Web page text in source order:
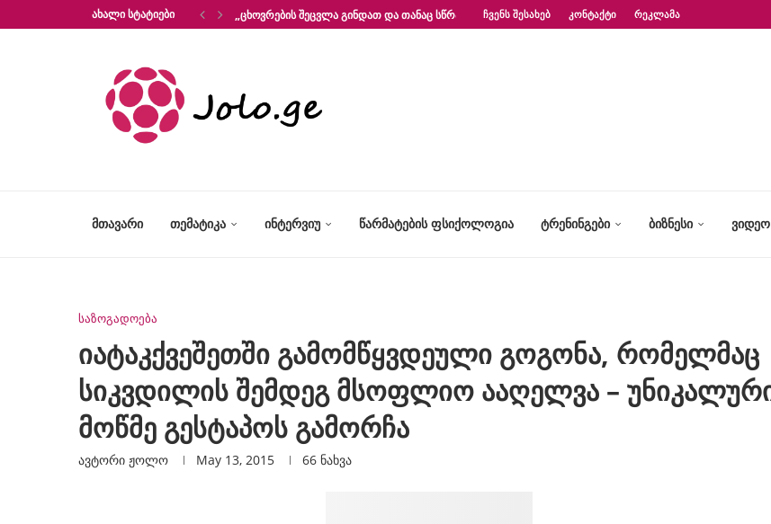
ᲐᲮᲐᲚᲘ ᲡᲢᲐᲢᲘᲔᲑᲘ „ᲪᲮᲝᲕᲠᲔᲑᲘᲡ ᲨᲔᲪᲕᲚᲐ ᲒᲘᲜᲓᲐᲗ ᲓᲐ ᲗᲐᲜᲐᲪ ᲡᲬᲠᲐᲤᲐᲓ?“ – ᲤᲡᲘᲥᲝᲚᲝᲒᲘᲡ...
ᲩᲕᲔᲜᲡ ᲨᲔᲡᲐᲮᲔᲑ ᲙᲝᲜᲢᲐᲥᲢᲘ ᲠᲔᲙᲚᲐᲛᲐ
ᲛᲗᲐᲕᲐᲠᲘ ᲗᲔᲛᲐᲢᲘᲙᲐ ᲘᲜᲢᲔᲠᲕᲘᲣ ᲬᲐᲠᲛᲐᲢᲔᲑᲘᲡ ᲤᲡᲘᲥᲝᲚᲝᲒᲘᲐ ᲢᲠᲔᲜᲘᲜᲒᲔᲑᲘ ᲑᲘᲖᲜᲔᲡᲘ ᲕᲘᲓᲔᲝ
საზოგადოება
იატაკქვეშეთში გამომწყვდეული გოგონა, რომელმაც
სიკვდილის შემდეგ მსოფლიო ააღელვა –
მოწმე გესტაპოს გამორჩა
ავტორი Ჟოლო May 13, 2015 66 ნახვა